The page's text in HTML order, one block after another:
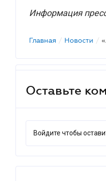
Информация
Главная / Новости /
Оставьте
Войдите чтобы